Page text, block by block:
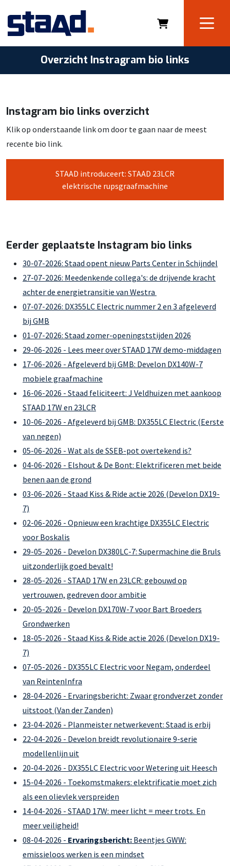
Overzicht Instragram bio links
Instagram bio links overzicht
Klik op onderstaande link om door te gaan naar de meest
recente bio link.
STAAD introduceert: STAAD 23LCR
elektrische rupsgraafmachine
Eerder geplaatste Instagram bio links
30-07-2026: Staad opent nieuw Parts Center in Schijndel
27-07-2026: Meedenkende collega's: de drijvende kracht
achter de energietransitie van Westra
07-07-2026: DX355LC Electric nummer 2 en 3 afgeleverd
bij GMB
01-07-2026: Staad zomer-openingststijden 2026
29-06-2026 - Lees meer over STAAD 17W demo-middagen
17-06-2026 - Afgeleverd bij GMB: Develon DX140W-7
mobiele graafmachine
16-06-2026 - Staad feliciteert: J Veldhuizen met aankoop
STAAD 17W en 23LCR
10-06-2026 - Afgeleverd bij GMB: DX355LC Electric (Eerste
van negen)
05-06-2026 - Wat als de SSEB-pot overtekend is?
04-06-2026 - Elshout & De Bont: Elektrificeren met beide
benen aan de grond
03-06-2026 - Staad Kiss & Ride actie 2026 (Develon DX19-
7)
02-06-2026 - Opnieuw een krachtige DX355LC Electric
voor Boskalis
29-05-2026 - Develon DX380LC-7: Supermachine die Bruls
uitzonderlijk goed bevalt!
28-05-2026 - STAAD 17W en 23LCR: gebouwd op
vertrouwen, gedreven door ambitie
20-05-2026 - Develon DX170W-7 voor Bart Broeders
Grondwerken
18-05-2026 - Staad Kiss & Ride actie 2026 (Develon DX19-
7)
07-05-2026 - DX355LC Electric voor Negam, onderdeel
van ReintenInfra
28-04-2026 - Ervaringsbericht: Zwaar grondverzet zonder
uitstoot (Van der Zanden)
23-04-2026 - Planmeister netwerkevent: Staad is erbij
22-04-2026 - Develon breidt revolutionaire 9-serie
modellenlijn uit
20-04-2026 - DX355LC Electric voor Wetering uit Heesch
15-04-2026 - Toekomstmakers: elektrificatie moet zich
als een olievlek verspreiden
14-04-2026 - STAAD 17W: meer licht = meer trots. En
meer veiligheid!
08-04-2026 - Ervaringsbericht: Beentjes GWW:
emissieloos werken is een mindset